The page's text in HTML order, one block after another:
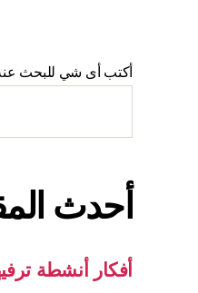
أكتب أى شي للبحث
أحدث
أفكار أنشطة